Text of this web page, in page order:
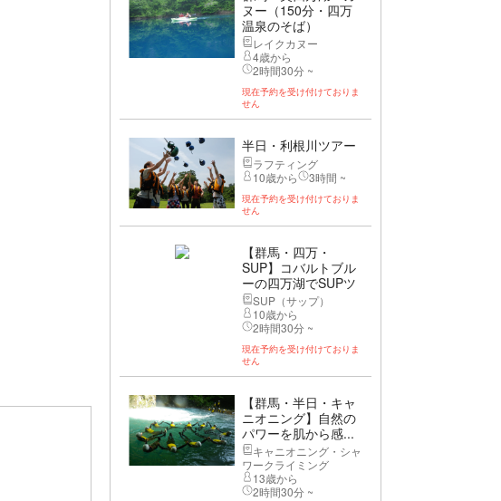
ヌー（150分・四万
温泉のそば）
レイクカヌー
4歳から
2時間30分 ~
現在予約を受け付けておりま
せん
半日・利根川ツアー
ラフティング
10歳から
3時間 ~
現在予約を受け付けておりま
せん
【群馬・四万・
SUP】コバルトブル
ーの四万湖でSUPツ
アー
SUP（サップ）
10歳から
2時間30分 ~
現在予約を受け付けておりま
せん
【群馬・半日・キャ
ニオニング】自然の
パワーを肌から感...
キャニオニング・シャ
ワークライミング
13歳から
2時間30分 ~